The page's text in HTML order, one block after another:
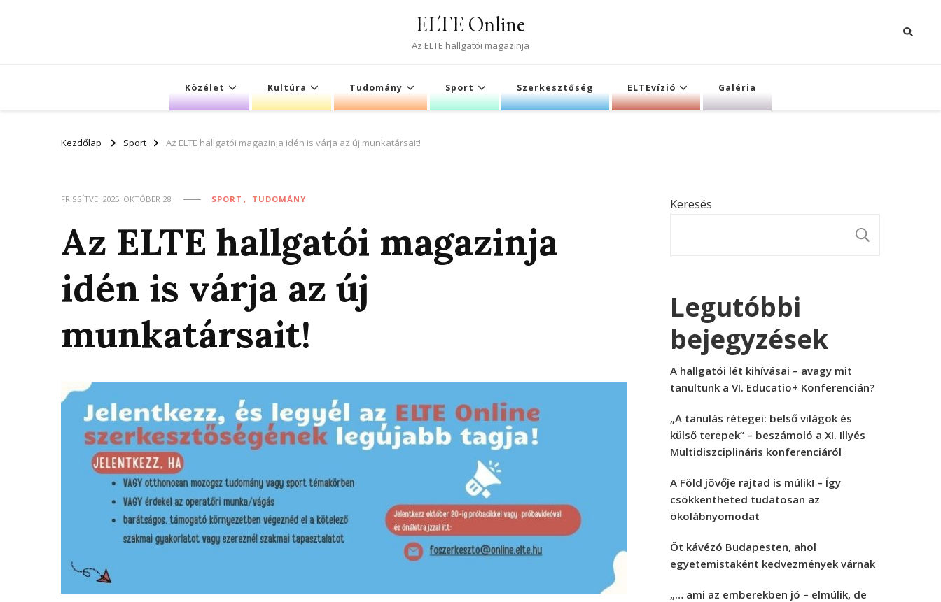
ELTE Online
Az ELTE hallgatói magazinja
Közélet Kultúra Tudomány Sport Szerkesztőség ELTEvízió Galéria
Kezdőlap Sport Az ELTE hallgatói magazinja idén is várja az új munkatársait!
FRISSÍTVE: 2025. OKTÓBER 28. SPORT TUDOMÁNY
Az ELTE hallgatói magazinja
idén is várja az új
munkatársait!
Keresés
Legutóbbi
bejegyzések
A hallgatói lét kihívásai – avagy mit
tanultunk a VI. Educatio+ Konferencián?
„A tanulás rétegei: belső világok és
külső terepek” – beszámoló a XI. Illyés
Multidiszciplináris konferenciáról
A Föld jövője rajtad is múlik! – Így
csökkentheted tudatosan az
ökolábnyomodat
Öt kávézó Budapesten, ahol
egyetemistaként kedvezmények várnak
„… ami az emberekben jó – elmúlik, de